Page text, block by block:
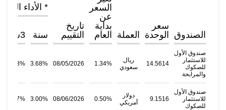
الصندوق
سعر
الوحدة العملة
السعر
عن
بداية
العام
تاريخ
التقييم
* الأداء
سنة 3سنوات
صندوق الأول
للاستثمار
للصكوك
والمرابحة
14.5614
ريال
سعودي
1.34%
08/05/2026
3.68%
13.83%
صندوق الأول
للاستثمار
للصكوك
9.1516
دولار
أمريكي
0.50%
08/06/2026
3.00%
13.87%